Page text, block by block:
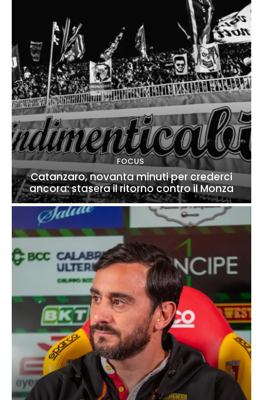
FOCUS
Catanzaro, novanta minuti per crederci
ancora: stasera il ritorno contro il Monza